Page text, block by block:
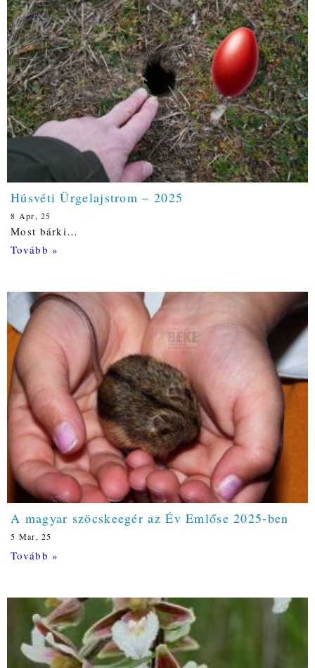
Húsvéti Ürgelajstrom – 2025
8 Apr, 25
Most bárki…
Tovább »
A magyar szöcskeegér az Év Emlőse 2025-ben
5 Mar, 25
Tovább »